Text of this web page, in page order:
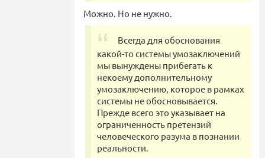
Можно. Но не нужно.
Всегда для обоснования
какой-то системы умозаключений
мы вынуждены прибегать к
некоему дополнительному
умозаключению, которое в рамках
системы не обосновывается.
Прежде всего это указывает на
ограниченность претензий
человеческого разума в познании
реальности.